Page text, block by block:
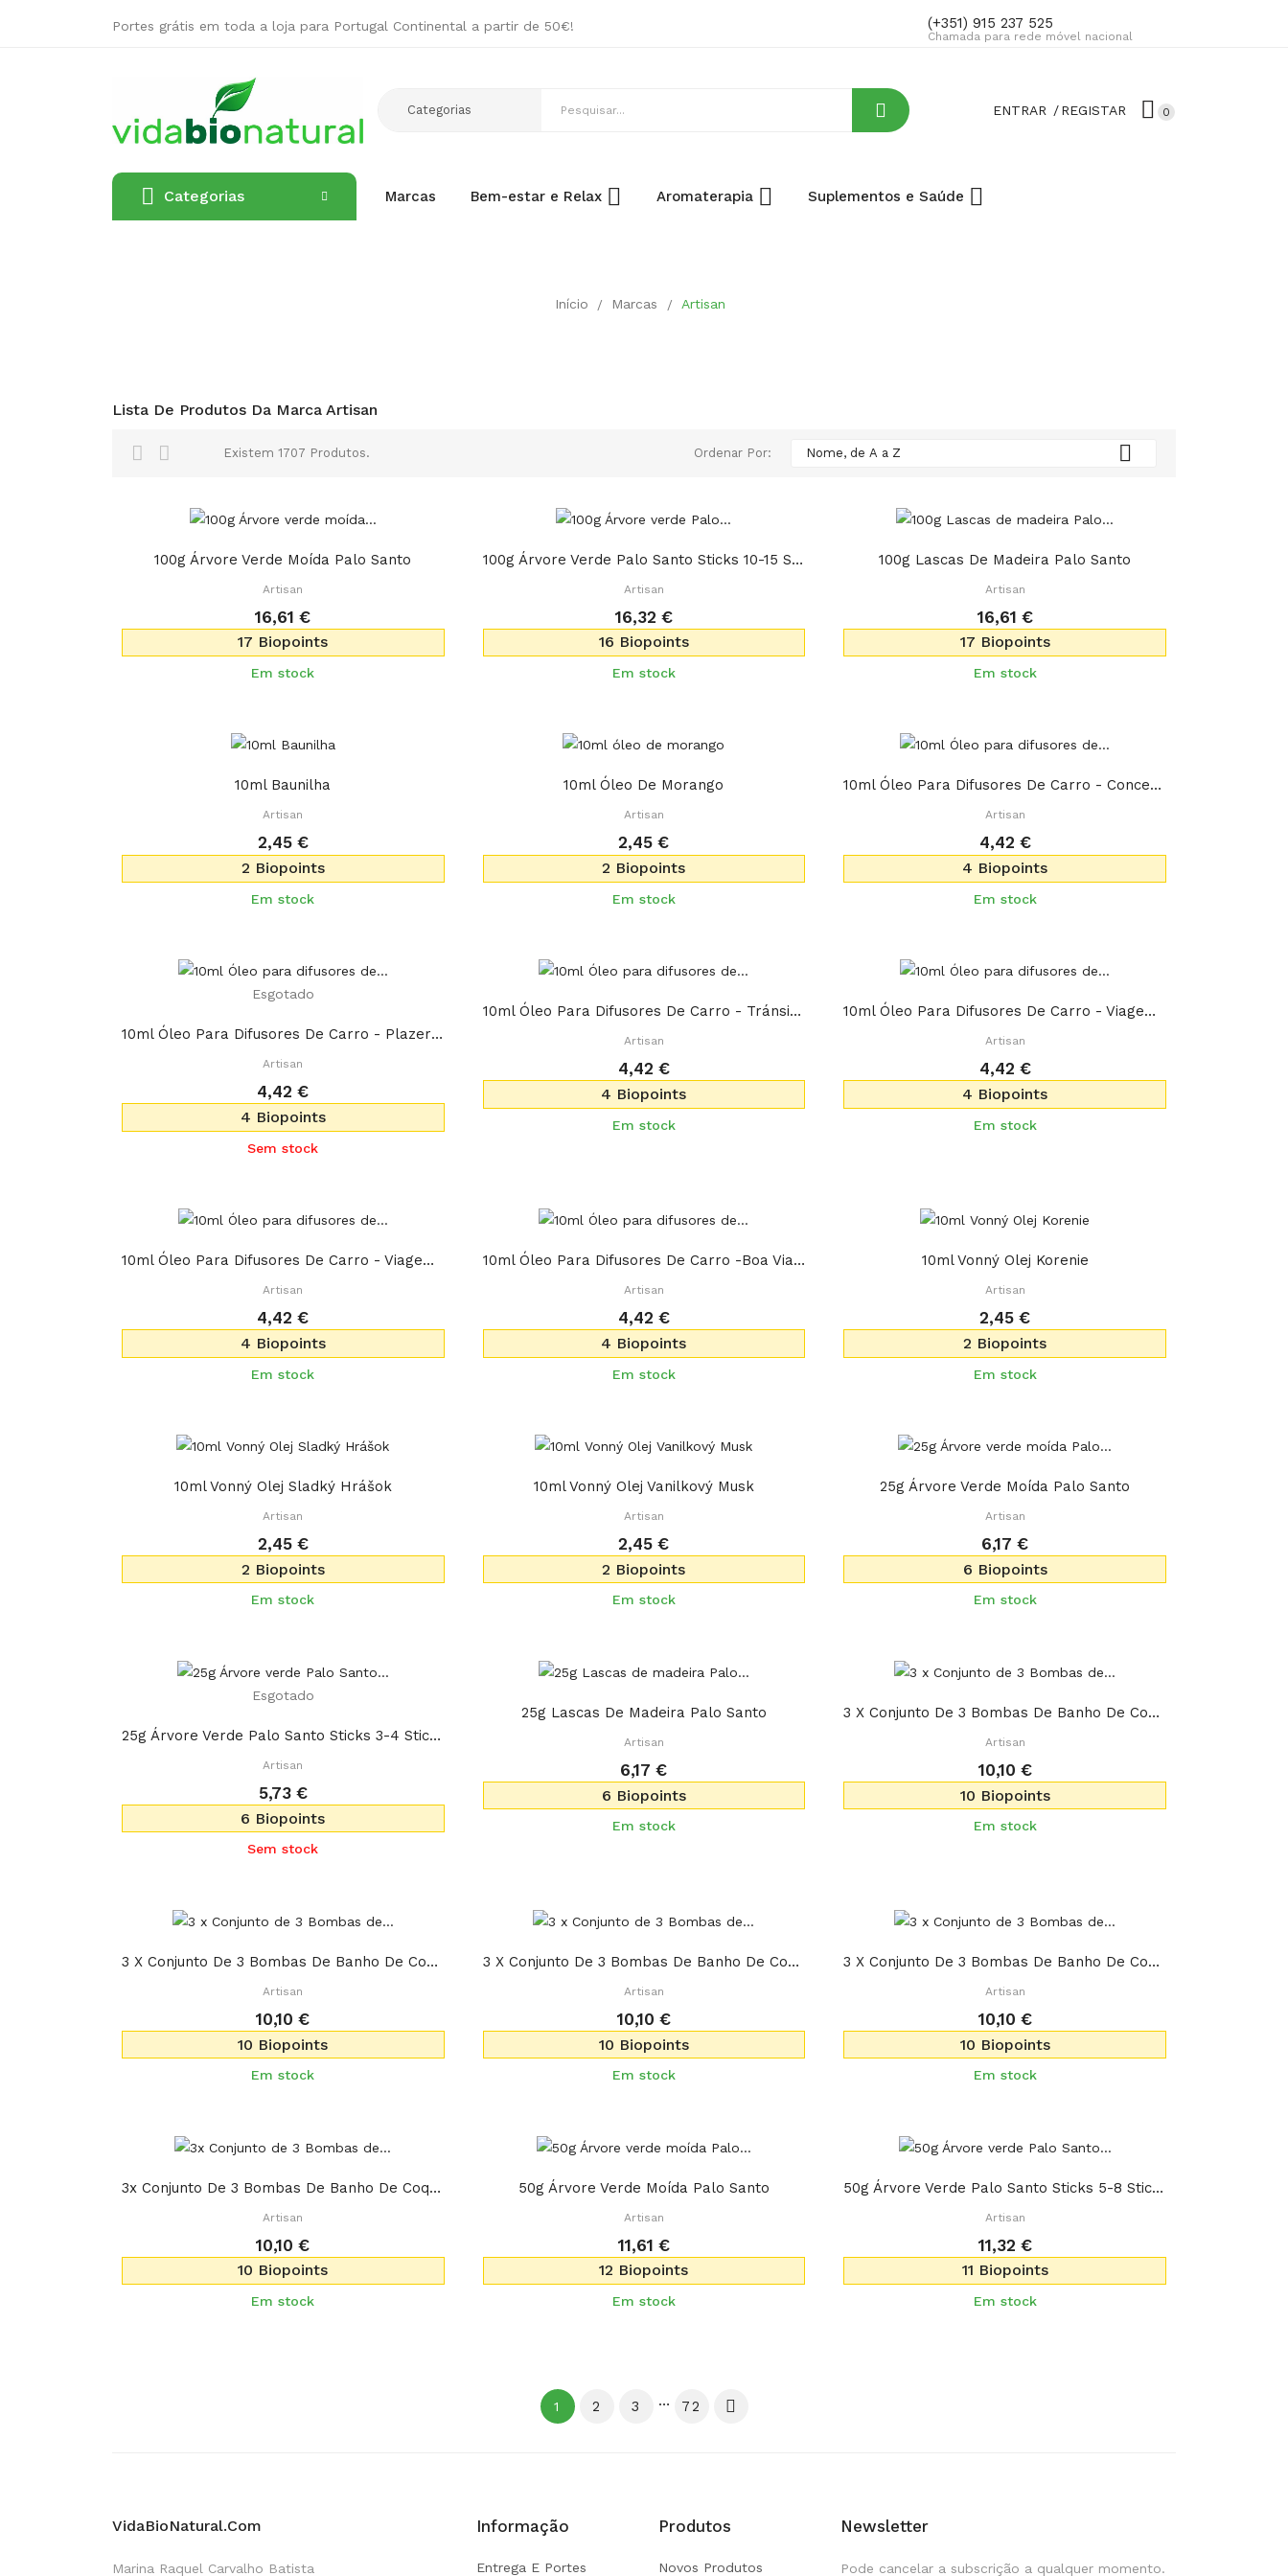
Portes grátis em toda a loja para Portugal Continental a partir de 50€! (+351) 915 237 525
Chamada para rede móvel nacional
0
ENTRAR REGISTAR
Categorias Marcas Bem-estar e Relax Aromaterapia Suplementos e Saúde
Início Marcas Artisan
Lista De Produtos Da Marca Artisan
Existem 1707 Produtos. Ordenar Por: Nome, de A a Z 
100g Árvore Verde Moída Palo Santo
Artisan
16,61 €
17 Biopoints
Em stock
100g Árvore Verde Palo Santo Sticks 10-15 Sticks
Artisan
16,32 €
16 Biopoints
Em stock
100g Lascas De Madeira Palo Santo
Artisan
16,61 €
17 Biopoints
Em stock
10ml Baunilha
Artisan
2,45 €
2 Biopoints
Em stock
10ml Óleo De Morango
Artisan
2,45 €
2 Biopoints
Em stock
10ml Óleo Para Difusores De Carro - Concentração
Artisan
4,42 €
4 Biopoints
Em stock
Esgotado
10ml Óleo Para Difusores De Carro - Plazer Viagem
Artisan
4,42 €
4 Biopoints
Sem stock
10ml Óleo Para Difusores De Carro - Tránsito Lento
Artisan
4,42 €
4 Biopoints
Em stock
10ml Óleo Para Difusores De Carro - Viagem...
Artisan
4,42 €
4 Biopoints
Em stock
10ml Óleo Para Difusores De Carro - Viagem Larga
Artisan
4,42 €
4 Biopoints
Em stock
10ml Óleo Para Difusores De Carro -Boa Viagem
Artisan
4,42 €
4 Biopoints
Em stock
10ml Vonný Olej Korenie
Artisan
2,45 €
2 Biopoints
Em stock
10ml Vonný Olej Sladký Hrášok
Artisan
2,45 €
2 Biopoints
Em stock
10ml Vonný Olej Vanilkový Musk
Artisan
2,45 €
2 Biopoints
Em stock
25g Árvore Verde Moída Palo Santo
Artisan
6,17 €
6 Biopoints
Em stock
Esgotado
25g Árvore Verde Palo Santo Sticks 3-4 Sticks
Artisan
5,73 €
6 Biopoints
Sem stock
25g Lascas De Madeira Palo Santo
Artisan
6,17 €
6 Biopoints
Em stock
3 X Conjunto De 3 Bombas De Banho De Coquetel -...
Artisan
10,10 €
10 Biopoints
Em stock
3 X Conjunto De 3 Bombas De Banho De Coquetel -...
Artisan
10,10 €
10 Biopoints
Em stock
3 X Conjunto De 3 Bombas De Banho De Coquetel -...
Artisan
10,10 €
10 Biopoints
Em stock
3 X Conjunto De 3 Bombas De Banho De Coquetel -...
Artisan
10,10 €
10 Biopoints
Em stock
3x Conjunto De 3 Bombas De Banho De Coquetel -...
Artisan
10,10 €
10 Biopoints
Em stock
50g Árvore Verde Moída Palo Santo
Artisan
11,61 €
12 Biopoints
Em stock
50g Árvore Verde Palo Santo Sticks 5-8 Sticks
Artisan
11,32 €
11 Biopoints
Em stock
1 2 3 … 72 
VidaBioNatural.com
Marina Raquel Carvalho Batista
Informação
Entrega E Portes
Produtos
Novos Produtos
Newsletter
Pode cancelar a subscrição a qualquer momento.